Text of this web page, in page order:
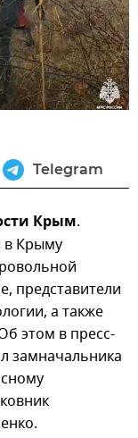
Telegram
Крым.
в Крыму
представители
а также
этом в пресс-
замначальника